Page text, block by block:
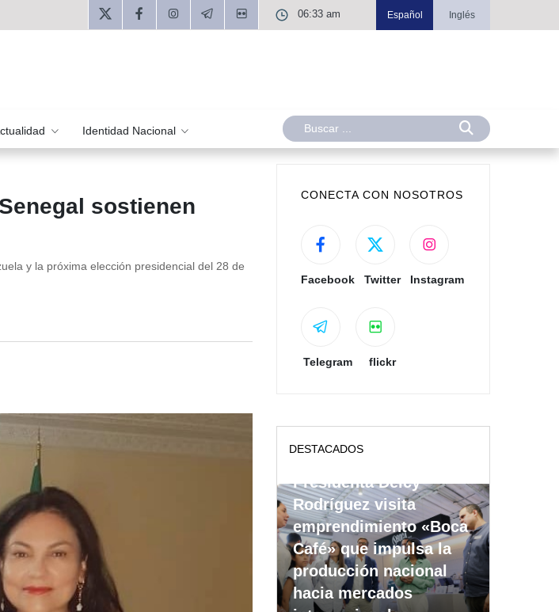
06:33 am Español Inglés
Identidad Nacional
sostienen
y la próxima elección presidencial del 28 de
CONECTA CON NOSOTROS
Facebook Twitter Instagram
Telegram flickr
DESTACADOS
Presidenta Delcy
Rodríguez visita
emprendimiento «Boca
Café» que impulsa la
producción nacional
hacia mercados